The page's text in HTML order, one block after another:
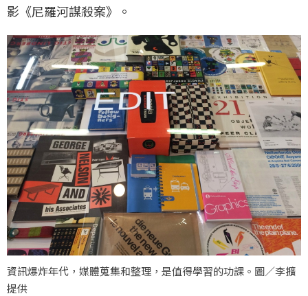
影《尼羅河謀殺案》。
資訊爆炸年代，媒體蒐集和整理，是值得學習的功課。圖／李擴
提供